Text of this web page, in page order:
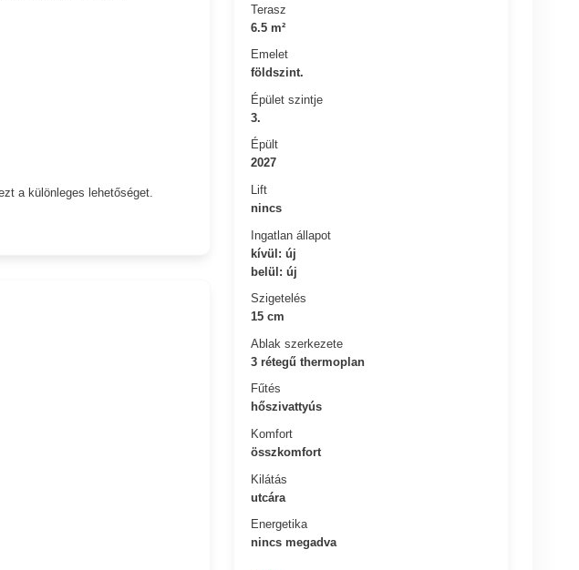
Terasz
6.5 m²
Emelet
földszint.
Épület szintje
3.
Épült
2027
Lift
nincs
Ingatlan állapot
kívül: új
belül: új
Szigetelés
15 cm
Ablak szerkezete
3 rétegű thermoplan
Fűtés
hőszivattyús
Komfort
összkomfort
Kilátás
utcára
Energetika
nincs megadva
a különleges lehetőséget.